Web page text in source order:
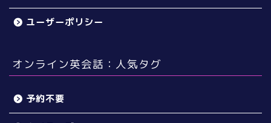
ユーザーポリシー
オンライン英会話：人気タグ
予約不要